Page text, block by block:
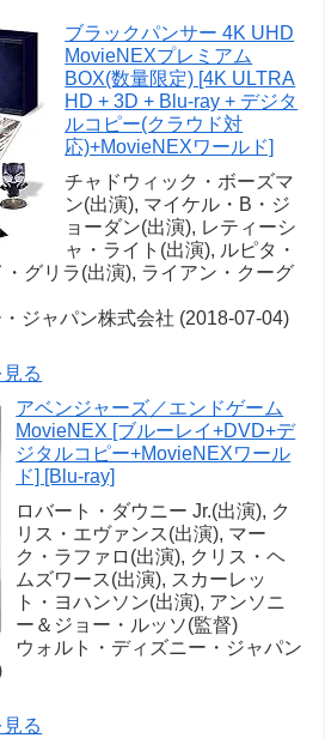
ブラックパンサー 4K UHD
MovieNEXプレミアム
BOX(数量限定) [4K ULTRA
HD + 3D + Blu-ray + デジタ
ルコピー(クラウド対
応)+MovieNEXワールド]
チャドウィック・ボーズマ
ン(出演), マイケル・B・ジ
ョーダン(出演), レティーシ
ャ・ライト(出演), ルピタ・
グリラ(出演), ライアン・クーグ
ジャパン株式会社 (2018-07-04)
る
アベンジャーズ／エンドゲーム
MovieNEX [ブルーレイ+DVD+デ
ジタルコピー+MovieNEXワール
ド] [Blu-ray]
ロバート・ダウニー Jr.(出演), ク
リス・エヴァンス(出演), マー
ク・ラファロ(出演), クリス・ヘ
ムズワース(出演), スカーレッ
ト・ヨハンソン(出演), アンソニ
ー＆ジョー・ルッソ(監督)
ウォルト・ディズニー・ジャパン
る